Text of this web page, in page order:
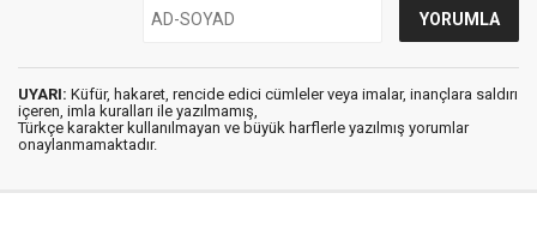
UYARI: Küfür, hakaret, rencide edici cümleler veya imalar, inançlara saldırı
içeren, imla kuralları ile yazılmamış,
Türkçe karakter kullanılmayan ve büyük harflerle yazılmış yorumlar
onaylanmamaktadır.